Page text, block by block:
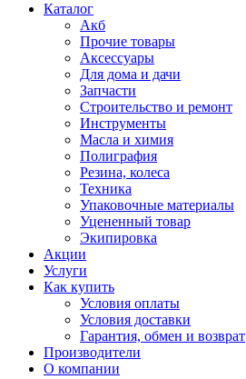
Каталог
Акб
Прочие товары
Аксессуары
Для дома и дачи
Запчасти
Строительство и ремонт
Инструменты
Масла и химия
Полиграфия
Резина, колеса
Техника
Упаковочные материалы
Уцененный товар
Экипировка
Акции
Услуги
Как купить
Условия оплаты
Условия доставки
Гарантия, обмен и возврат
Производители
О компании